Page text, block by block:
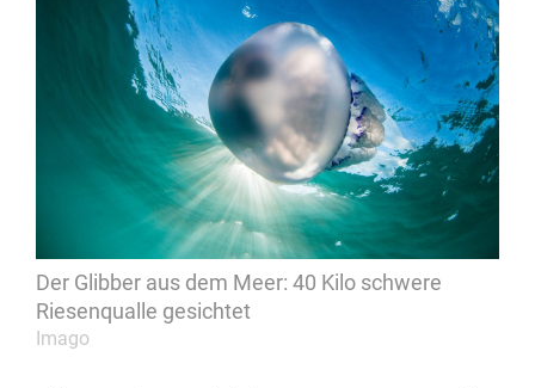
Der Glibber aus dem Meer: 40 Kilo schwere
Riesenqualle gesichtet
Imago